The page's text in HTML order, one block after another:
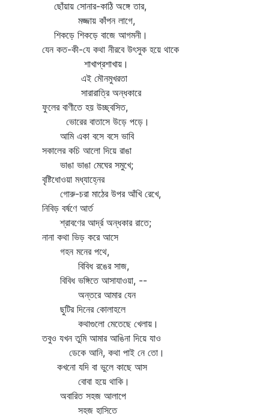
ছোঁয়ায় সোনার-কাঠি অঙ্গে তার,
মজ্জায় কাঁপন লাগে,
শিকড়ে শিকড়ে বাজে আগমনী।
যেন কত-কী-যে কথা নীরবে উৎসুক হয়ে থাকে
শাখাপ্রশাখায়।
এই মৌনমুখরতা
সারারাত্রি অন্ধকারে
ফুলের বাণীতে হয় উচ্ছ্বসিত,
ভোরের বাতাসে উড়ে পড়ে।
আমি একা বসে বসে ভাবি
সকালের কচি আলো দিয়ে রাঙা
ভাঙা ভাঙা মেঘের সমুখে;
বৃষ্টিধোওয়া মধ্যাহ্নের
গোরু-চরা মাঠের উপর আঁখি রেখে,
নিবিড় বর্ষণে আর্ত
শ্রাবণের আর্দ্র অন্ধকার রাতে;
নানা কথা ভিড় করে আসে
গহন মনের পথে,
বিবিধ রঙের সাজ,
বিবিধ ভঙ্গিতে আসাযাওয়া, --
অন্তরে আমার যেন
ছুটির দিনের কোলাহলে
কথাগুলো মেতেছে খেলায়।
তবুও যখন তুমি আমার আঙিনা দিয়ে যাও
ডেকে আনি, কথা পাই নে তো।
কখনো যদি বা ভুলে কাছে আস
বোবা হয়ে থাকি।
অবারিত সহজ আলাপে
সহজ হাসিতে